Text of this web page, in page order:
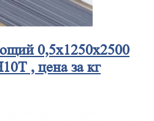
0,5x1250x2500
, цена за кг